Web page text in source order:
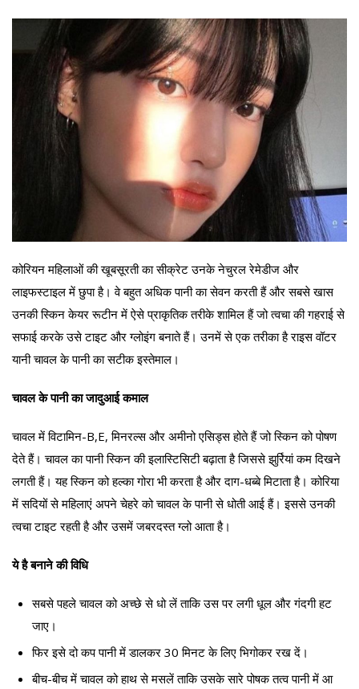
कोरियन महिलाओं की खूबसूरती का सीक्रेट उनके नेचुरल रेमेडीज और
लाइफस्टाइल में छुपा है। वे बहुत अधिक पानी का सेवन करती हैं और सबसे खास
उनकी स्किन केयर रूटीन में ऐसे प्राकृतिक तरीके शामिल हैं जो त्वचा की गहराई से
सफाई करके उसे टाइट और ग्लोइंग बनाते हैं। उनमें से एक तरीका है राइस वॉटर
यानी चावल के पानी का सटीक इस्तेमाल।
चावल के पानी का जादुआई कमाल
चावल में विटामिन-B,E, मिनरल्स और अमीनो एसिड्स होते हैं जो स्किन को पोषण
देते हैं। चावल का पानी स्किन की इलास्टिसिटी बढ़ाता है जिससे झुर्रियां कम दिखने
लगती हैं। यह स्किन को हल्का गोरा भी करता है और दाग-धब्बे मिटाता है। कोरिया
में सदियों से महिलाएं अपने चेहरे को चावल के पानी से धोती आई हैं। इससे उनकी
त्वचा टाइट रहती है और उसमें जबरदस्त ग्लो आता है।
ये है बनाने की विधि
सबसे पहले चावल को अच्छे से धो लें ताकि उस पर लगी धूल और गंदगी हट
जाए।
फिर इसे दो कप पानी में डालकर 30 मिनट के लिए भिगोकर रख दें।
बीच-बीच में चावल को हाथ से मसलें ताकि उसके सारे पोषक तत्व पानी में आ